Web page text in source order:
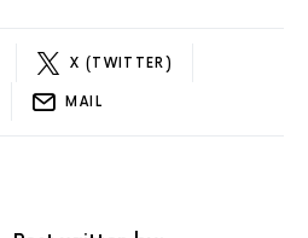
X (TWITTER)
MAIL